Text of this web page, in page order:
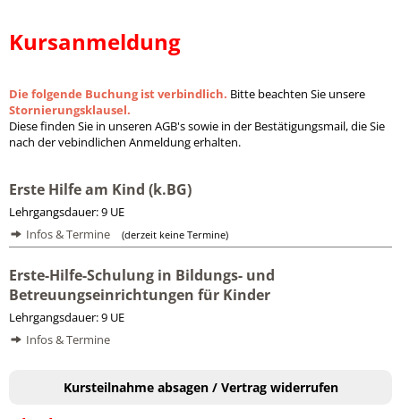
Kursanmeldung
Die folgende Buchung ist verbindlich. Bitte beachten Sie unsere
Stornierungsklausel.
Diese finden Sie in unseren AGB's sowie in der Bestätigungsmail, die Sie
nach der vebindlichen Anmeldung erhalten.
Erste Hilfe am Kind (k.BG)
Lehrgangsdauer: 9 UE
Infos & Termine
(derzeit keine Termine)
Erste-Hilfe-Schulung in Bildungs- und
Betreuungseinrichtungen für Kinder
Lehrgangsdauer: 9 UE
Infos & Termine
Kursteilnahme absagen / Vertrag widerrufen